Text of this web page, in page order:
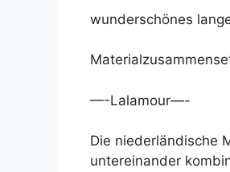
wunderschönes
—-Lalamour—-
Die niederländische
untereinander